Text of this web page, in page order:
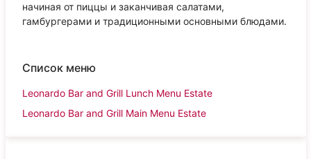
начиная от пиццы и заканчивая салатами,
гамбургерами и традиционными основными блюдами.
Список меню
Leonardo Bar and Grill Lunch Menu Estate
Leonardo Bar and Grill Main Menu Estate